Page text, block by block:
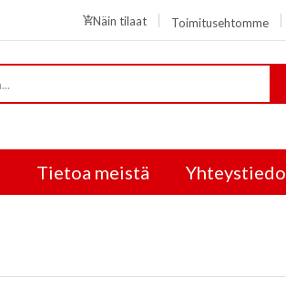
Näin tilaat Toimitusehtomme
Tietoa meistä